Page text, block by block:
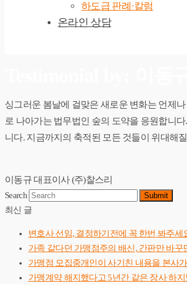
하도급 판례·칼럼
온라인 상담
싱그러운 봄날에 걸맞은 새로운 변화는 언제
로 나아가는 법무법인 숲의 도약을 응원합니
니다. 지금까지의 축적된 모든 것들이 위대해
이동규 대표이사 (주)찰스리
Search Submit
최신 글
변호사 선임, 결정하기전에 꼭 한번 봐주세
가족 같다던 가맹점주의 배신, 간판만 바
가맹점 모집중개인이 사기친 내용을 본사
가맹계약 해지했다고 5년간 같은 장사 하